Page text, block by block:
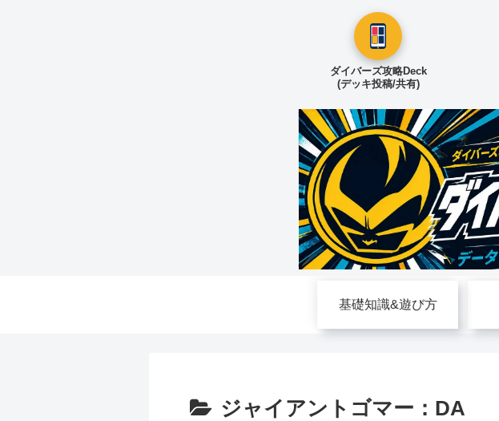
ダイバーズ攻略Deck
(デッキ投稿/共有)
基礎知識&遊び方
ジャイアントゴマー：DA